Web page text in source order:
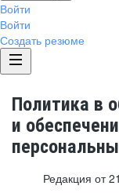
Войти
Войти
Создать резюме
Политика в
и
Редакция от